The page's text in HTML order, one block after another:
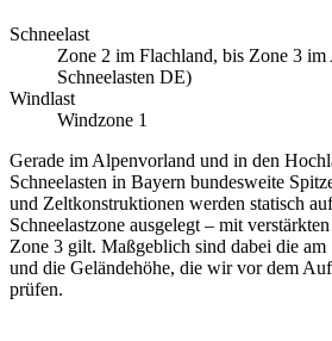
Schneelast
Zone 2 im Flachland, bis Zone 3 im
Schneelasten DE)
Windlast
Windzone 1
Gerade im Alpenvorland und in den
Schneelasten in Bayern bundesweite
und Zeltkonstruktionen werden statisch
Schneelastzone ausgelegt – mit
Zone 3 gilt. Maßgeblich sind dabei die am
und die Geländehöhe, die wir vor dem
prüfen.